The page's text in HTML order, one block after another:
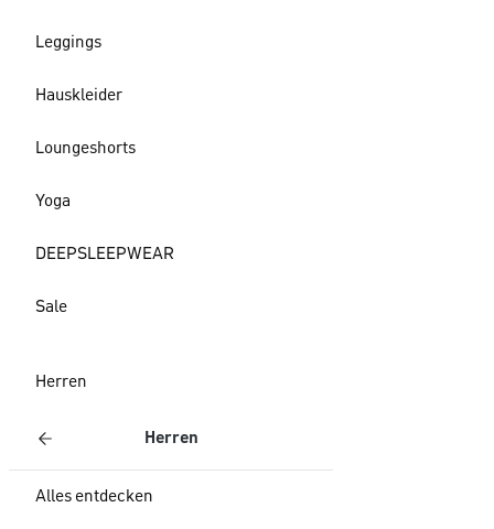
Leggings
Hauskleider
Loungeshorts
Yoga
DEEPSLEEPWEAR
Sale
Herren
Herren
Alles entdecken